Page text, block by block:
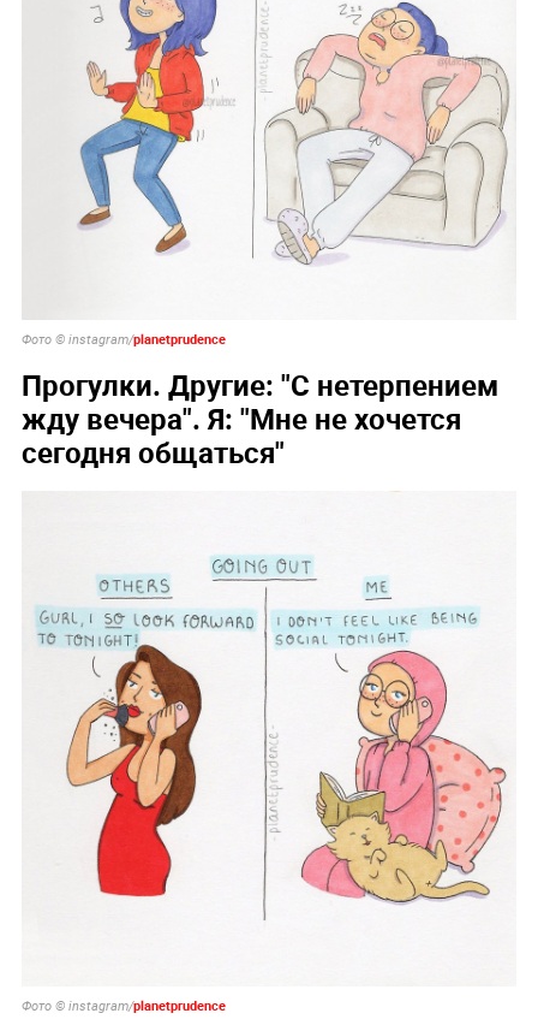
Фото © instagram/planetprudence
Прогулки. Другие: "С нетерпением
жду вечера". Я: "Мне не хочется
сегодня общаться"
Фото © instagram/planetprudence